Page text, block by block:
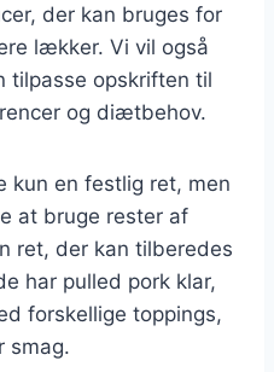
der kan bruges for
lækker. Vi vil også
tilpasse opskriften til
og diætbehov.
kun en festlig ret, men
at bruge rester af
ret, der kan tilberedes
har pulled pork klar,
forskellige toppings,
smag.